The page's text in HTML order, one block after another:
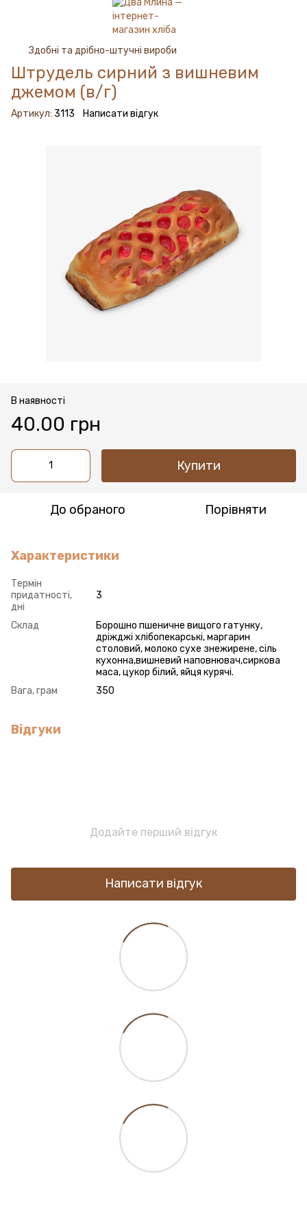
Здобні та дрібно-штучні вироби
Штрудель сирний з вишневим
джемом (в/г)
Артикул: 3113 Написати відгук
В наявності
40.00 грн
Купити
До обраного Порівняти
Характеристики
Термін
придатності,
дні
3
Склад
Борошно пшеничне вищого гатунку,
дріжджі хлібопекарські, маргарин
столовий, молоко сухе знежирене, сіль
кухонна,вишневий наповнювач,сиркова
маса, цукор білий, яйця курячі.
Вага, грам
350
Відгуки
Додайте перший відгук
Написати відгук